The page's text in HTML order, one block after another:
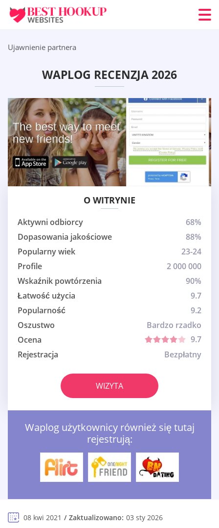
Ujawnienie partnera
WAPLOG RECENZJA 2026
O WITRYNIE
Aktywni odbiorcy
68%
Dopasowania jakościowe
88%
Popularny wiek
23-24
Profile
2 000 000
Wskaźnik powtórzenia
90%
Łatwość użycia
9.7
Popularność
9.2
Oszustwo
Bardzo rzadko
Ocena
9.7
Rejestracja
Bezpłatny
WIZYTA
Waplog użytkownicy również się tutaj
rejestrują:
08 kwi 2021 Zaktualizowano: 03 sty 2026